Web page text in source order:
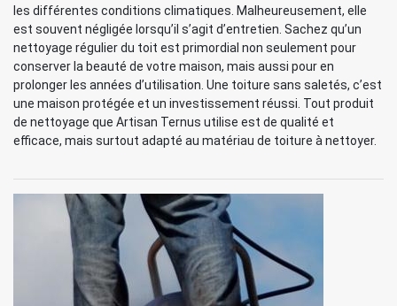
les différentes conditions climatiques. Malheureusement, elle
est souvent négligée lorsqu’il s’agit d’entretien. Sachez qu’un
nettoyage régulier du toit est primordial non seulement pour
conserver la beauté de votre maison, mais aussi pour en
prolonger les années d’utilisation. Une toiture sans saletés, c’est
une maison protégée et un investissement réussi. Tout produit
de nettoyage que Artisan Ternus utilise est de qualité et
efficace, mais surtout adapté au matériau de toiture à nettoyer.